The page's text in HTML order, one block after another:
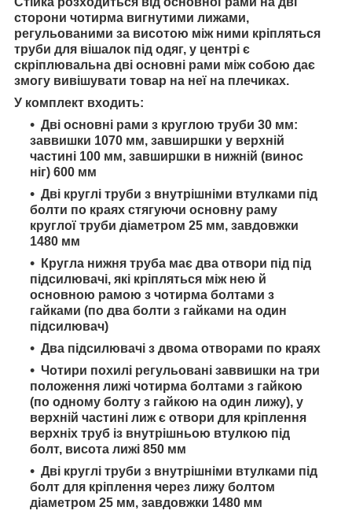
сторони чотирма вигнутими лижами,
регульованими за висотою між ними кріпляться
труби для вішалок під одяг, у центрі є
скріплювальна дві основні рами між собою дає
змогу вивішувати товар на неї на плечиках.
У комплект входить:
Дві основні рами з круглою труби 30 мм:
заввишки 1070 мм, завширшки у верхній
частині 100 мм, завширшки в нижній (винос
ніг) 600 мм
Дві круглі труби з внутрішніми втулками під
болти по краях стягуючи основну раму
круглої труби діаметром 25 мм, завдовжки
1480 мм
Кругла нижня труба має два отвори під під
підсилювачі, які кріпляться між нею й
основною рамою з чотирма болтами з
гайками (по два болти з гайками на один
підсилювач)
Два підсилювачі з двома отворами по краях
Чотири похилі регульовані заввишки на три
положення лижі чотирма болтами з гайкою
(по одному болту з гайкою на один лижу), у
верхній частині лиж є отвори для кріплення
верхніх труб із внутрішньою втулкою під
болт, висота лижі 850 мм
Дві круглі труби з внутрішніми втулками під
болт для кріплення через лижу болтом
діаметром 25 мм, завдовжки 1480 мм